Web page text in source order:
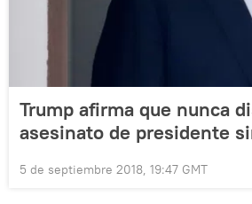
Trump afirma que nunca
asesinato de presidente
5 de septiembre 2018, 19:47 GMT